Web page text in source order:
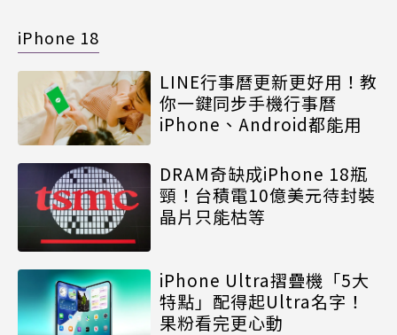
iPhone 18
LINE行事曆更新更好用！教
你一鍵同步手機行事曆
iPhone、Android都能用
DRAM奇缺成iPhone 18瓶
頸！台積電10億美元待封裝
晶片只能枯等
iPhone Ultra摺疊機「5大
特點」配得起Ultra名字！
果粉看完更心動